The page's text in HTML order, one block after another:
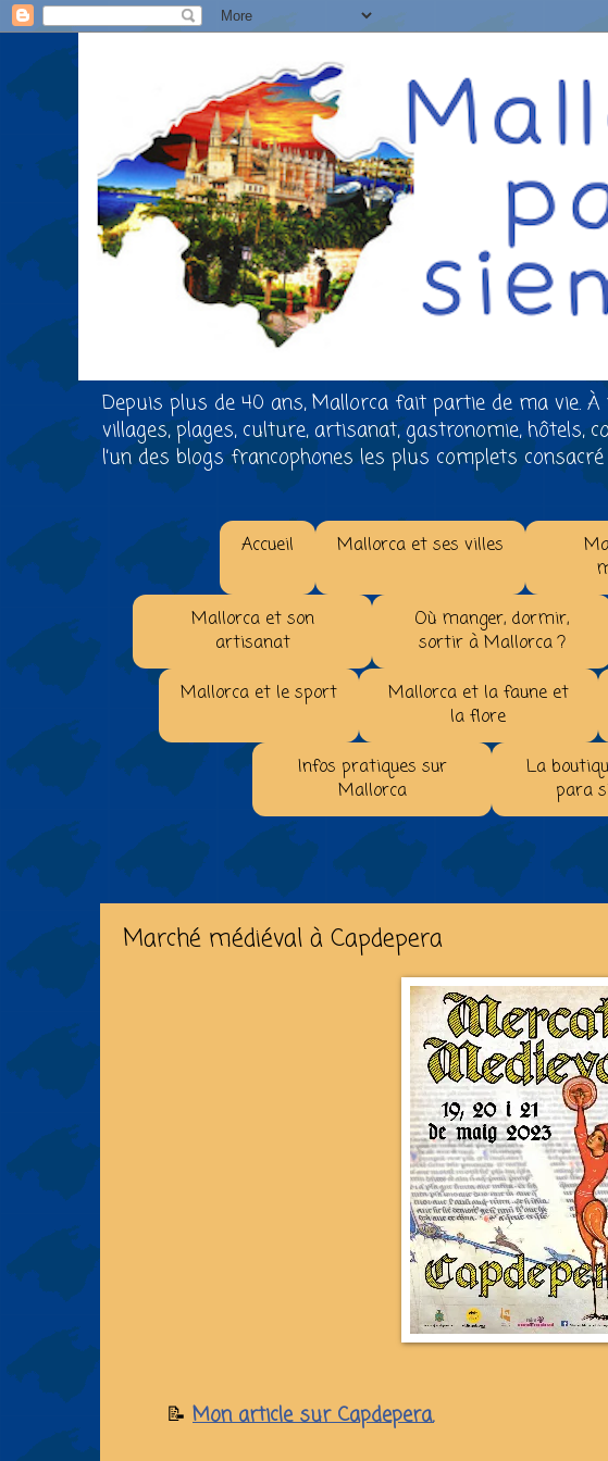
Depuis plus de 40 ans, Mallorca fait partie de ma vie.
villages, plages, culture, artisanat, gastronomie, hôtels,
l’un des blogs francophones les plus complets consacré
Accueil Mallorca et ses villes
Mallorca et son
artisanat
Où manger, dormir,
sortir à Mallorca ?
Mallorca et le sport
Mallorca et la faune et
la flore
Infos pratiques sur
Mallorca
La
para
Marché médiéval à Capdepera
📝 Mon article sur Capdepera.